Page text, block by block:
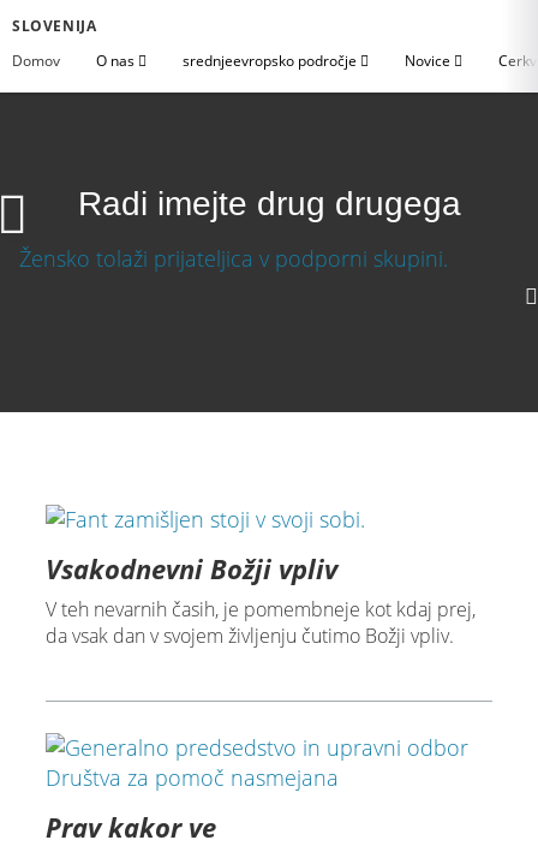
SLOVENIJA
Domov
O nas srednjeevropsko področje Novice
Radi imejte drug drugega
Vsakodnevni Božji vpliv
V teh nevarnih časih, je pomembneje kot kdaj prej,
da vsak dan v svojem življenju čutimo Božji vpliv.
Prav kakor ve